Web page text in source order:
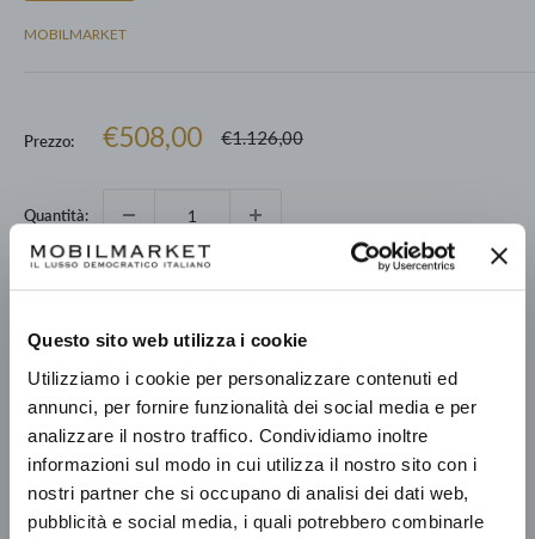
Questo sito web utilizza i cookie
Utilizziamo i cookie per personalizzare contenuti ed
annunci, per fornire funzionalità dei social media e per
analizzare il nostro traffico. Condividiamo inoltre
informazioni sul modo in cui utilizza il nostro sito con i
nostri partner che si occupano di analisi dei dati web,
pubblicità e social media, i quali potrebbero combinarle
MOBILMARKET
Prezzo:
Prezzo
€508,00 Prezzo
€1.126,00
Quantità:
Pronto in base alla data di consegna stimata dei vari prodotti.